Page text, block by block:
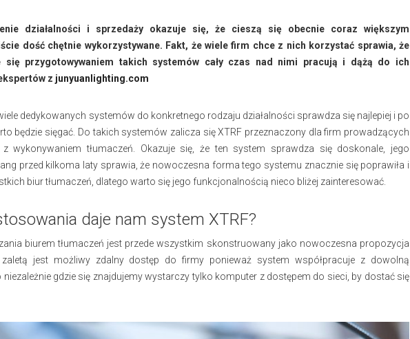
działalności i sprzedaży okazuje się, że cieszą się obecnie coraz większym
dość chętnie wykorzystywane. Fakt, że wiele firm chce z nich korzystać sprawia, że
się przygotowywaniem takich systemów cały czas nad nimi pracują i dążą do ich
z junyuanlighting.com
dedykowanych systemów do konkretnego rodzaju działalności sprawdza się najlepiej i po
będzie sięgać. Do takich systemów zalicza się XTRF przeznaczony dla firm prowadzących
wykonywaniem tłumaczeń. Okazuje się, że ten system sprawdza się doskonale, jego
przed kilkoma laty sprawia, że nowoczesna forma tego systemu znacznie się poprawiła i
biur tłumaczeń, dlatego warto się jego funkcjonalnością nieco bliżej zainteresować.
daje nam system XTRF?
biurem tłumaczeń jest przede wszystkim skonstruowany jako nowoczesna propozycja
jest możliwy zdalny dostęp do firmy ponieważ system współpracuje z dowolną
gdzie się znajdujemy wystarczy tylko komputer z dostępem do sieci, by dostać się